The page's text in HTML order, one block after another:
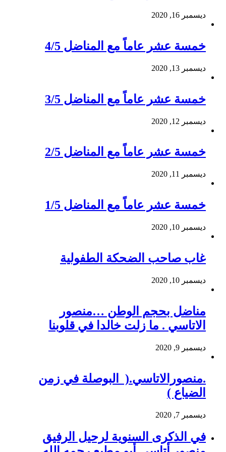
ديسمبر 16, 2020
خمسة عشر عاماً مع المناضل 4/5
ديسمبر 13, 2020
خمسة عشر عاماً مع المناضل 3/5
ديسمبر 12, 2020
خمسة عشر عاماً مع المناضل 2/5
ديسمبر 11, 2020
خمسة عشر عاماً مع المناضل 1/5
ديسمبر 10, 2020
غاب صاحب الضحكة الطفولية
ديسمبر 10, 2020
مناضل بحجم الوطن …منصور
الاتاسي . ما زلت خالدا في قلوبنا
ديسمبر 9, 2020
.منصورالاتاسي.( البوصلة في زمن
الضياع )
ديسمبر 7, 2020
في الذكرى السنوية لرحيل الرفيق